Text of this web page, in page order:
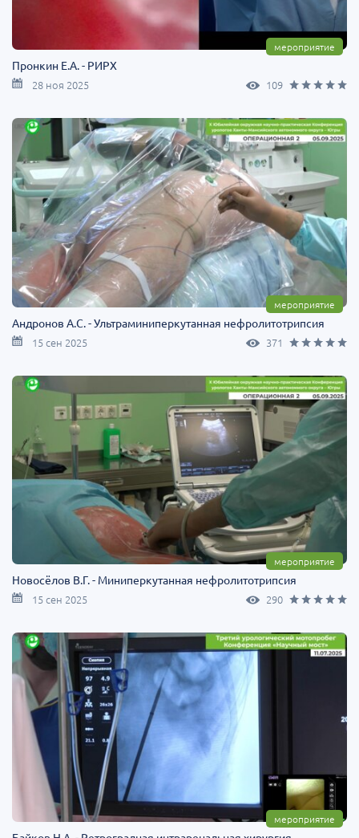
мероприятие
Пронкин Е.А. - РИРХ
28 ноя 2025 109
мероприятие
Андронов А.С. - Ультраминиперкутанная нефролитотрипсия
15 сен 2025 371
мероприятие
Новосёлов В.Г. - Миниперкутанная нефролитотрипсия
15 сен 2025 290
мероприятие